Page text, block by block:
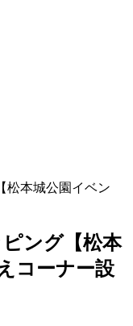
松本城公園イベン
ング【松本
コーナー設